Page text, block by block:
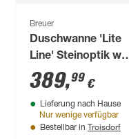
Breuer
Duschwanne 'Lite
Line' Steinoptik
80 x 160 cm
389,99 €
Lieferung nach Hause
Nur wenige verfügbar
Bestellbar in Troisdorf